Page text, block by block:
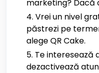
marketing? Dacă
Vrei un nivel
păstrezi pe
alege QR Cake.
Te interesează
dezactivează